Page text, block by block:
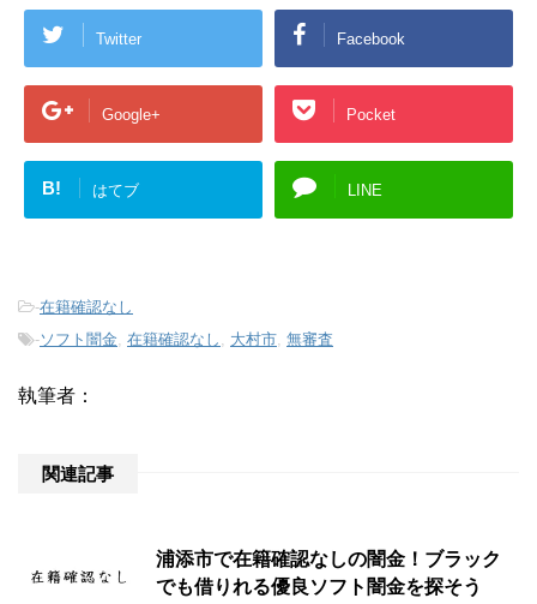
Twitter Facebook
Google+ Pocket
B! はてブ LINE
-在籍確認なし
-ソフト闇金, 在籍確認なし , 大村市, 無審査
執筆者：
関連記事
浦添市で在籍確認なしの闇金！ブラック
でも借りれる優良ソフト闇金を探そう